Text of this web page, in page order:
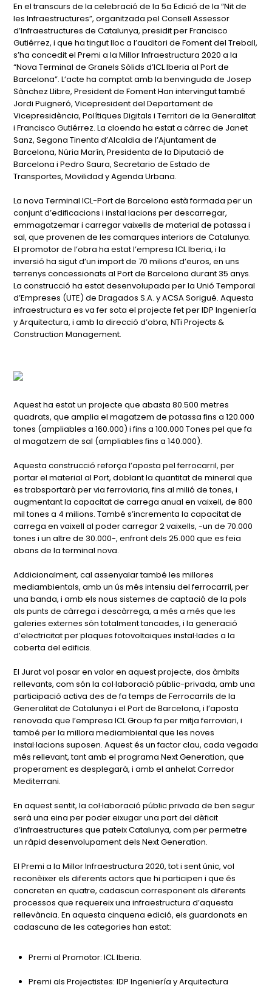
En el transcurs de la celebració de la 5a Edició de la “Nit de
les Infraestructures”, organitzada pel Consell Assessor
d’Infraestructures de Catalunya, presidit per Francisco
Gutiérrez, i que ha tingut lloc a l’auditori de Foment del Treball,
s’ha concedit el Premi a la Millor Infraestructura 2020 a la
“Nova Terminal de Granels Sòlids d’ICL Iberia al Port de
Barcelona”. L’acte ha comptat amb la benvinguda de Josep
Sànchez Llibre, President de Foment Han intervingut també
Jordi Puigneró, Vicepresident del Departament de
Vicepresidència, Polítiques Digitals i Territori de la Generalitat
i Francisco Gutiérrez. La cloenda ha estat a càrrec de Janet
Sanz, Segona Tinenta d’Alcaldia de l’Ajuntament de
Barcelona, Núria Marín, Presidenta de la Diputació de
Barcelona i Pedro Saura, Secretario de Estado de
Transportes, Movilidad y Agenda Urbana.
La nova Terminal ICL-Port de Barcelona està formada per un
conjunt d’edificacions i instal·lacions per descarregar,
emmagatzemar i carregar vaixells de material de potassa i
sal, que provenen de les comarques interiors de Catalunya.
El promotor de l’obra ha estat l’empresa ICL Iberia, i la
inversió ha sigut d’un import de 70 milions d’euros, en uns
terrenys concessionats al Port de Barcelona durant 35 anys.
La construcció ha estat desenvolupada per la Unió Temporal
d’Empreses (UTE) de Dragados S.A. y ACSA Sorigué. Aquesta
infraestructura es va fer sota el projecte fet per IDP Ingeniería
y Arquitectura, i amb la direcció d’obra, NTi Projects &
Construction Management.
Aquest ha estat un projecte que abasta 80.500 metres
quadrats, que amplia el magatzem de potassa fins a 120.000
tones (ampliables a 160.000) i fins a 100.000 Tones pel que fa
al magatzem de sal (ampliables fins a 140.000).
Aquesta construcció reforça l’aposta pel ferrocarril, per
portar el material al Port, doblant la quantitat de mineral que
es trabsportarà per via ferroviaria, fins al milió de tones, i
augmentant la capacitat de carrega anual en vaixell, de 800
mil tones a 4 milions. També s’incrementa la capacitat de
carrega en vaixell al poder carregar 2 vaixells, -un de 70.000
tones i un altre de 30.000-, enfront dels 25.000 que es feia
abans de la terminal nova.
Addicionalment, cal assenyalar també les millores
mediambientals, amb un ús més intensiu del ferrocarril, per
una banda, i amb els nous sistemes de captació de la pols
als punts de càrrega i descàrrega, a més a més que les
galeries externes són totalment tancades, i la generació
d’electricitat per plaques fotovoltaiques instal·lades a la
coberta del edificis.
El Jurat vol posar en valor en aquest projecte, dos àmbits
rellevants, com són la col·laboració públic-privada, amb una
participació activa des de fa temps de Ferrocarrils de la
Generalitat de Catalunya i el Port de Barcelona, i l’aposta
renovada que l’empresa ICL Group fa per mitja ferroviari, i
també per la millora mediambiental que les noves
instal·lacions suposen. Aquest és un factor clau, cada vegada
més rellevant, tant amb el programa Next Generation, que
properament es desplegarà, i amb el anhelat Corredor
Mediterrani.
En aquest sentit, la col·laboració públic privada de ben segur
serà una eina per poder eixugar una part del dèficit
d’infraestructures que pateix Catalunya, com per permetre
un ràpid desenvolupament dels Next Generation.
El Premi a la Millor Infraestructura 2020, tot i sent únic, vol
reconèixer els diferents actors que hi participen i que és
concreten en quatre, cadascun corresponent als diferents
processos que requereix una infraestructura d’aquesta
rellevància. En aquesta cinquena edició, els guardonats en
cadascuna de les categories han estat:
Premi al Promotor: ICL Iberia.
Premi als Projectistes: IDP Ingeniería y Arquitectura